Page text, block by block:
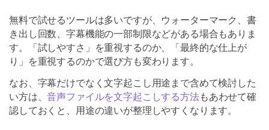
無料で試せるツールは多いですが、ウォーターマーク、書
き出し回数、字幕機能の一部制限などがある場合もありま
す。「試しやすさ」を重視するのか、「最終的な仕上が
り」を重視するのかで選び方も変わります。
なお、字幕だけでなく文字起こし用途まで含めて検討した
い方は、音声ファイルを文字起こしする方法もあわせて確
認しておくと、用途の違いが整理しやすくなります。